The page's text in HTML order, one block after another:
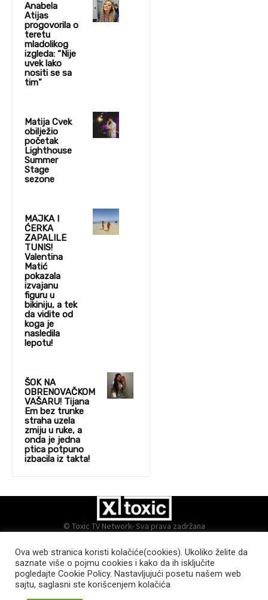
Anabela
Atijas
progovorila o
teretu
mladolikog
izgleda: “Nije
uvek lako
nositi se sa
tim”
Matija Cvek
obilježio
početak
Lighthouse
Summer
Stage
sezone
MAJKA I
ĆERKA
ZAPALILE
TUNIS!
Valentina
Matić
pokazala
izvajanu
figuru u
bikiniju, a tek
da vidite od
koga je
nasledila
lepotu!
ŠOK NA
OBRENOVAČKOM
VAŠARU! Tijana
Em bez trunke
straha uzela
zmiju u ruke, a
onda je jedna
ptica potpuno
izbacila iz takta!
© Toxic TV Network- Sva prava zadržana
MARKETING PRODUKCIJA KONTAKT POLITIKA PRIVATNOSTI
Ova web stranica koristi kolačiće(cookies). Ukoliko želite da
saznate više o pojmu cookies i kako da ih isključite
pogledajte Cookie Policy. Nastavljujući posetu našem web
sajtu, saglasni ste korišcenjem kolačića